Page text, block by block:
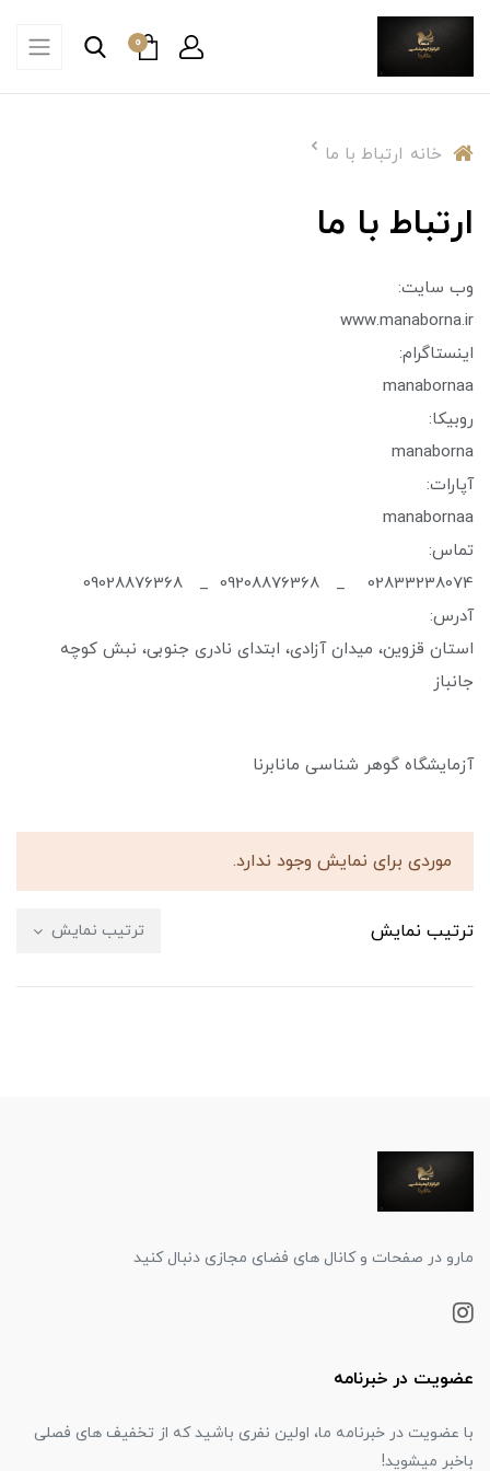
0
خانه ارتباط با ما
ارتباط با ما
وب سایت:
www.manaborna.ir
اینستاگرام:
manabornaa
روبیکا:
manaborna
آپارات:
manabornaa
تماس:
02833238074 _ 09208876368 _ 09028876368
آدرس:
استان قزوین، میدان آزادی، ابتدای نادری جنوبی، نبش کوچه
جانباز
آزمایشگاه گوهر شناسی مانابرنا
موردی برای نمایش وجود ندارد.
ترتیب نمایش ترتیب نمایش
مارو در صفحات و کانال های فضای مجازی دنبال کنید
عضویت در خبرنامه
با عضویت در خبرنامه ما، اولین نفری باشید که از تخفیف های فصلی
باخبر میشوید!